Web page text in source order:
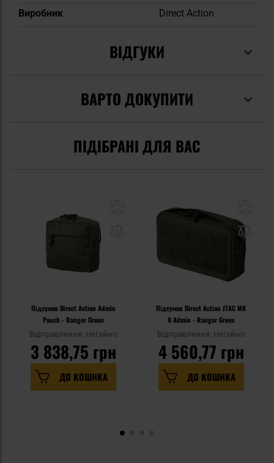
Виробник
Direct Action
ВІДГУКИ
ВАРТО ДОКУПИТИ
ПІДІБРАНІ ДЛЯ ВАС
Підсумок Direct Action Admin
Pouch - Ranger Green
Відправлення: Негайно
3 838,75 грн
ДО КОШИКА
Підсумок Direct Action JTAC MK
II Admin - Ranger Green
Відправлення: Негайно
4 560,77 грн
ДО КОШИКА